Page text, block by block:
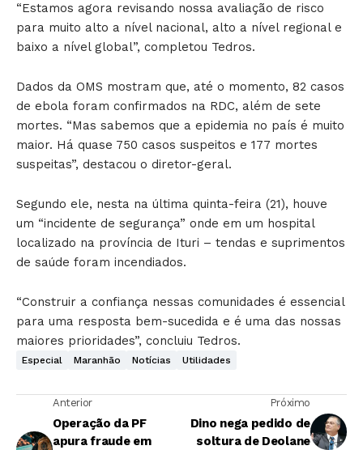
“Estamos agora revisando nossa avaliação de risco
para muito alto a nível nacional, alto a nível regional e
baixo a nível global”, completou Tedros.
Dados da OMS mostram que, até o momento, 82 casos
de ebola foram confirmados na RDC, além de sete
mortes. “Mas sabemos que a epidemia no país é muito
maior. Há quase 750 casos suspeitos e 177 mortes
suspeitas”, destacou o diretor-geral.
Segundo ele, nesta na última quinta-feira (21), houve
um “incidente de segurança” onde em um hospital
localizado na província de Ituri – tendas e suprimentos
de saúde foram incendiados.
“Construir a confiança nessas comunidades é essencial
para uma resposta bem-sucedida e é uma das nossas
maiores prioridades”, concluiu Tedros.
Especial Maranhão Notícias Utilidades
Anterior
Operação da PF
apura fraude em
Próximo
Dino nega pedido de
soltura de Deolane